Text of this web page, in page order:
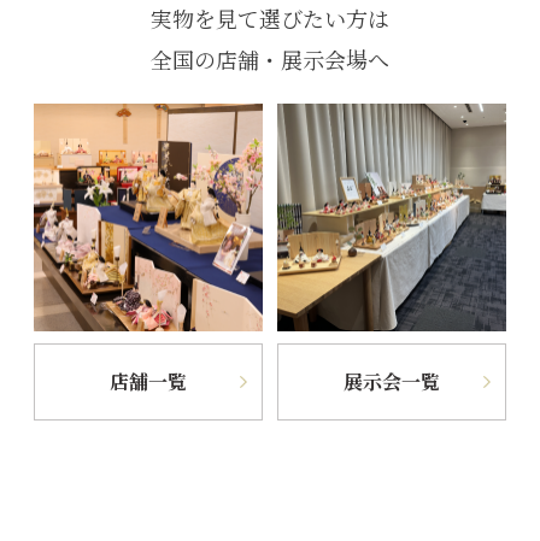
実物を見て選びたい方は
全国の店舗・展示会場へ
店舗一覧 展示会一覧